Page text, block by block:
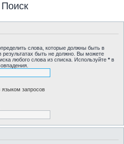
Поиск
слова, которые должны быть в
результатах быть не должно. Вы можете
любого слова из списка. Используйте * в
языком запросов